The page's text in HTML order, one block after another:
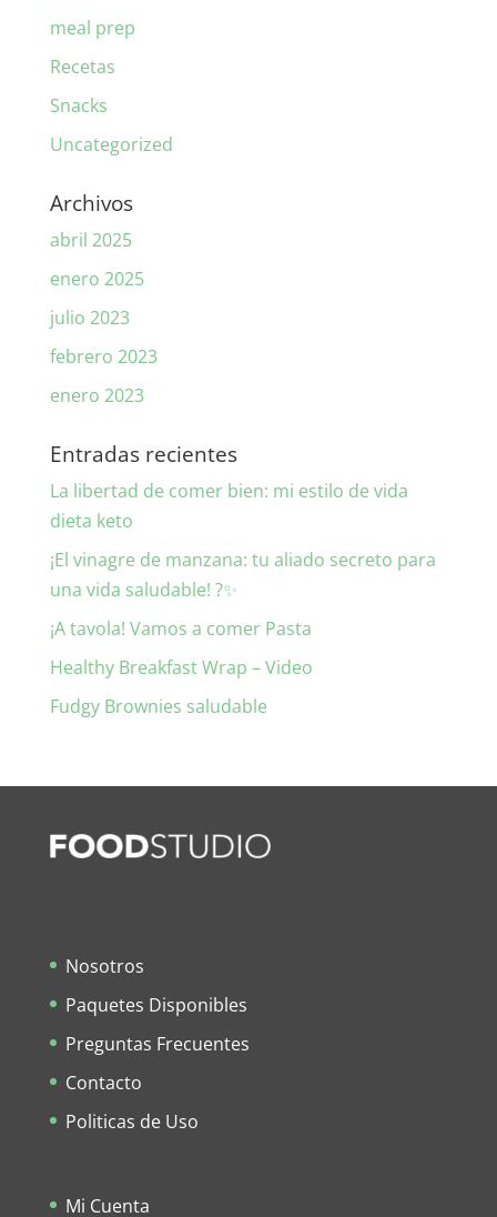
meal prep
Recetas
Snacks
Uncategorized
Archivos
abril 2025
enero 2025
julio 2023
febrero 2023
enero 2023
Entradas recientes
La libertad de comer bien: mi estilo de vida
dieta keto
¡El vinagre de manzana: tu aliado secreto para
una vida saludable! ?✨
¡A tavola! Vamos a comer Pasta
Healthy Breakfast Wrap – Video
Fudgy Brownies saludable
Nosotros
Paquetes Disponibles
Preguntas Frecuentes
Contacto
Politicas de Uso
Mi Cuenta